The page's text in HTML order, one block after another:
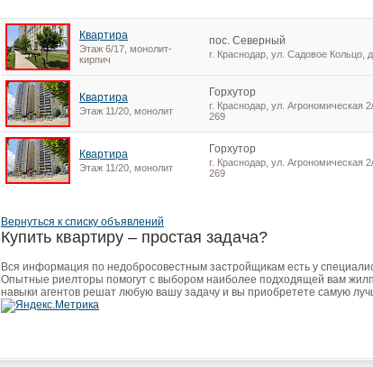
Квартира
Этаж 6/17, монолит-
кирпич
пос. Северный
г. Краснодар, ул. Садовое Кольцо,
Квартира
Этаж 11/20, монолит
Горхутор
г. Краснодар, ул. Агрономическая
269
Квартира
Этаж 11/20, монолит
Горхутор
г. Краснодар, ул. Агрономическая
269
Вернуться к списку объявлений
Купить квартиру – простая задача?
Вся информация по недобросовестным застройщикам есть у
Опытные риелторы помогут с выбором наиболее подходящей вам
навыки агентов решат любую вашу задачу и вы приобретете самую